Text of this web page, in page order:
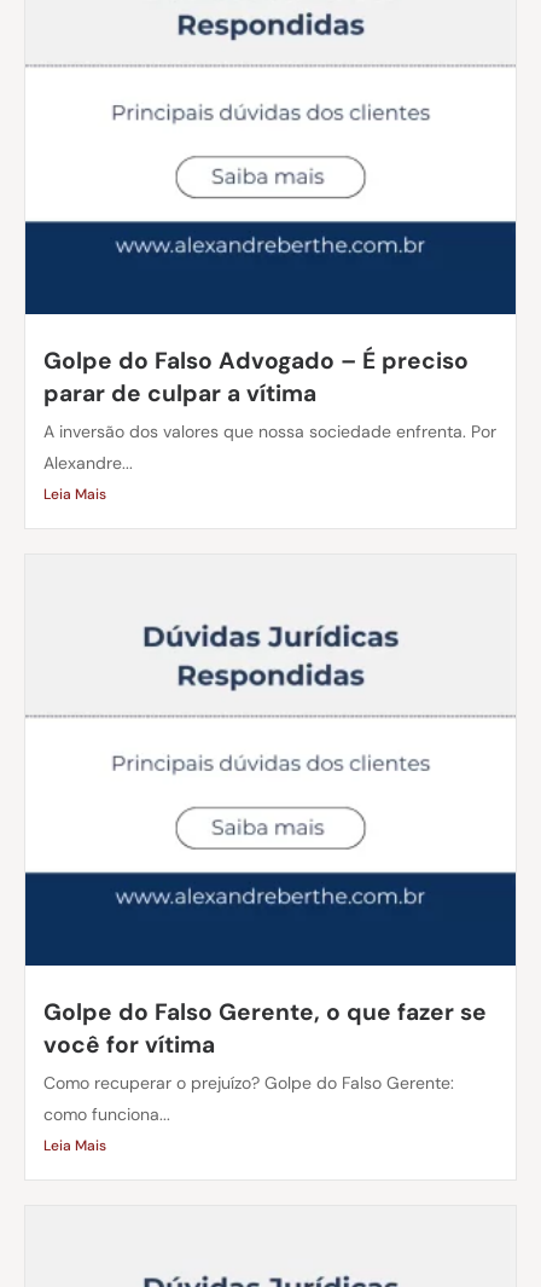
Golpe do Falso Advogado – É preciso
parar de culpar a vítima
A inversão dos valores que nossa sociedade enfrenta. Por
Alexandre...
Leia Mais
Golpe do Falso Gerente, o que fazer se
você for vítima
Como recuperar o prejuízo? Golpe do Falso Gerente:
como funciona...
Leia Mais